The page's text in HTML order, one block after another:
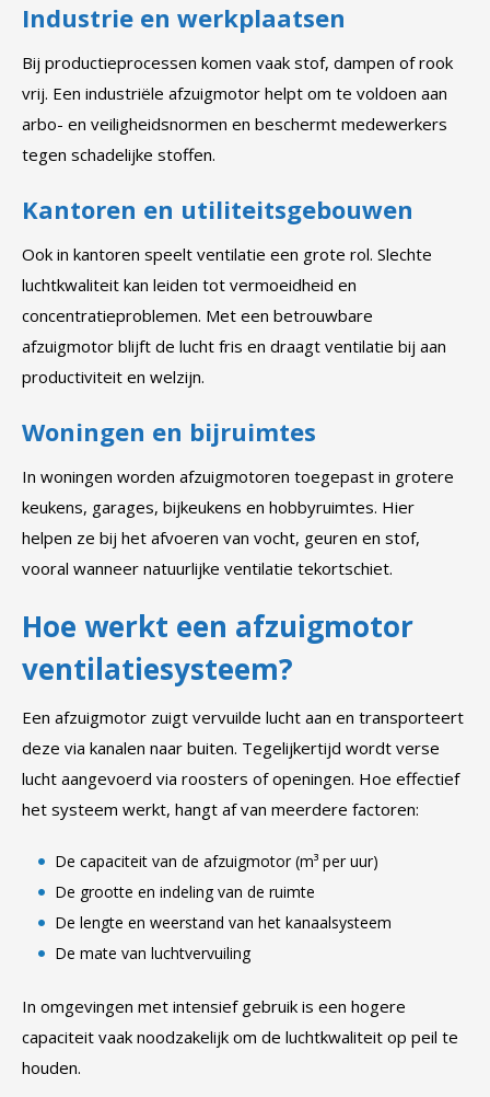
Industrie en werkplaatsen
Bij productieprocessen komen vaak stof, dampen of rook
vrij. Een industriële afzuigmotor helpt om te voldoen aan
arbo- en veiligheidsnormen en beschermt medewerkers
tegen schadelijke stoffen.
Kantoren en utiliteitsgebouwen
Ook in kantoren speelt ventilatie een grote rol. Slechte
luchtkwaliteit kan leiden tot vermoeidheid en
concentratieproblemen. Met een betrouwbare
afzuigmotor blijft de lucht fris en draagt ventilatie bij aan
productiviteit en welzijn.
Woningen en bijruimtes
In woningen worden afzuigmotoren toegepast in grotere
keukens, garages, bijkeukens en hobbyruimtes. Hier
helpen ze bij het afvoeren van vocht, geuren en stof,
vooral wanneer natuurlijke ventilatie tekortschiet.
Hoe werkt een afzuigmotor
ventilatiesysteem?
Een afzuigmotor zuigt vervuilde lucht aan en transporteert
deze via kanalen naar buiten. Tegelijkertijd wordt verse
lucht aangevoerd via roosters of openingen. Hoe effectief
het systeem werkt, hangt af van meerdere factoren:
De capaciteit van de afzuigmotor (m³ per uur)
De grootte en indeling van de ruimte
De lengte en weerstand van het kanaalsysteem
De mate van luchtvervuiling
In omgevingen met intensief gebruik is een hogere
capaciteit vaak noodzakelijk om de luchtkwaliteit op peil te
houden.